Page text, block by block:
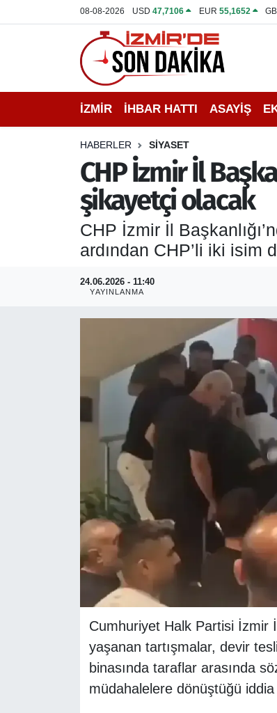
08-08-2026 USD47,7106 EUR 55,1652
İZMİR İHBAR HATTI ASAYİŞ
HABERLER SİYASET
CHP İzmir İl
şikayetçi olacak
CHP İzmir İl
ardından CHP’li iki isim
24.06.2026 - 11:40
YAYINLANMA
Cumhuriyet Halk Partisi İzmir
yaşanan tartışmalar, devir
binasında taraflar arasında
müdahalelere dönüştüğü iddia
İHBAR HATTI
DEPREM
EKONOMİ
SİYASET
İzmir Nöbetçi Eczaneler
İzmir Hava Durumu
İzmir Namaz Vakitleri
İzmir Trafik Yoğunluk Haritası
Puan Durumu ve Fikstür
Tüm Manşetler